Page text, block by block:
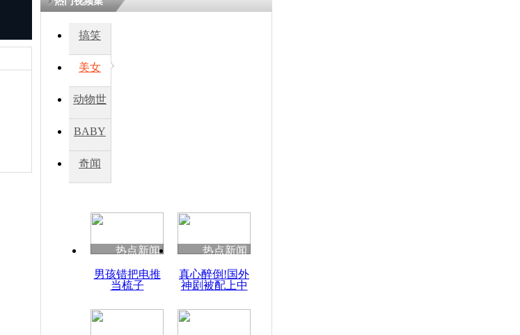
搞笑
美女
动物世
BABY
秀
奇闻
热点新闻
男孩错把电推
当梳子
热点新闻
真心醉倒!国外
神剧被配上中